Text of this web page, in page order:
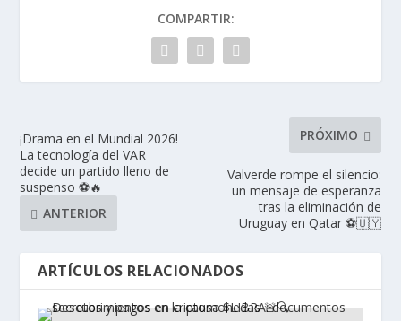
COMPARTIR:
¡Drama en el Mundial 2026!
La tecnología del VAR
decide un partido lleno de
suspenso ⚽🔥
ANTERIOR
PRÓXIMO
Valverde rompe el silencio:
un mensaje de esperanza
tras la eliminación de
Uruguay en Qatar ⚽🇺🇾
ARTÍCULOS RELACIONADOS